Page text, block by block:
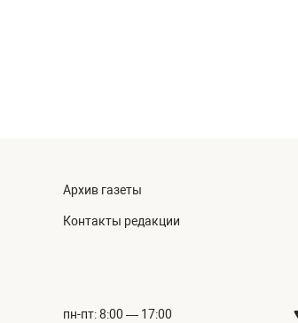
Архив газеты
Контакты редакции
пн-пт: 8:00 — 17:00